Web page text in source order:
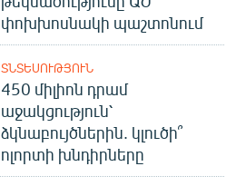
փոխխոսնակի պաշտոնում
ՏՆՏԵՍՈՒԹՅՈՒՆ
450 միլիոն դրամ
աջակցություն՝
ձկնաբույծներին. կլուծի՞
ոլորտի խնդիրները